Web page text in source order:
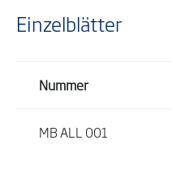
Einzelblätter
Nummer
MB ALL 001